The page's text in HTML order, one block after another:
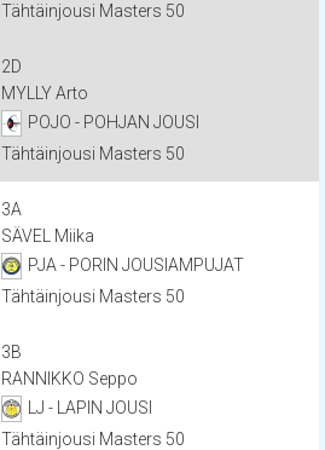
Tähtäinjousi Masters 50
2D
MYLLY Arto
POJO - POHJAN JOUSI
Tähtäinjousi Masters 50
3A
SÄVEL Miika
PJA - PORIN JOUSIAMPUJAT
Tähtäinjousi Masters 50
3B
RANNIKKO Seppo
LJ - LAPIN JOUSI
Tähtäinjousi Masters 50